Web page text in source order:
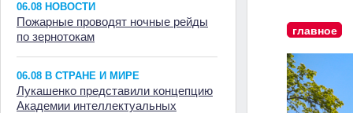
06.08 НОВОСТИ
Пожарные проводят ночные рейды
по зернотокам
06.08 В СТРАНЕ И МИРЕ
Лукашенко представили концепцию
Академии интеллектуальных
главное